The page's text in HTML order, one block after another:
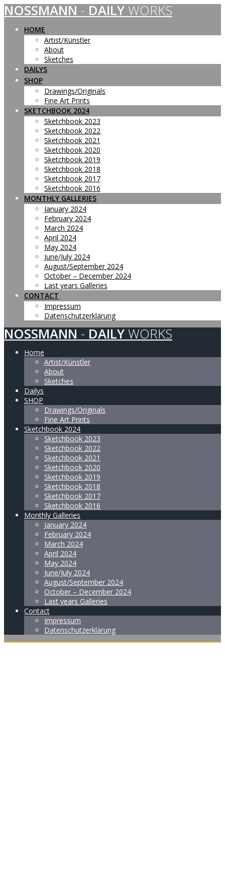
Skip
to
content
NOSSMANN - DAILY WORKS
HOME
Artist/Künstler
About
Sketches
DAILYS
SHOP
Drawings/Originals
Fine Art Prints
SKETCHBOOK 2024
Sketchbook 2023
Sketchbook 2022
Sketchbook 2021
Sketchbook 2020
Sketchbook 2019
Sketchbook 2018
Sketchbook 2017
Sketchbook 2016
MONTHLY GALLERIES
January 2024
February 2024
March 2024
April 2024
May 2024
June/July 2024
August/September 2024
October – December 2024
Last years Galleries
CONTACT
Impressum
Datenschutzerklärung
NOSSMANN - DAILY WORKS
Home
Artist/Künstler
About
Sketches
Dailys
SHOP
Drawings/Originals
Fine Art Prints
Sketchbook 2024
Sketchbook 2023
Sketchbook 2022
Sketchbook 2021
Sketchbook 2020
Sketchbook 2019
Sketchbook 2018
Sketchbook 2017
Sketchbook 2016
Monthly Galleries
January 2024
February 2024
March 2024
April 2024
May 2024
June/July 2024
August/September 2024
October – December 2024
Last years Galleries
Contact
Impressum
Datenschutzerklärung